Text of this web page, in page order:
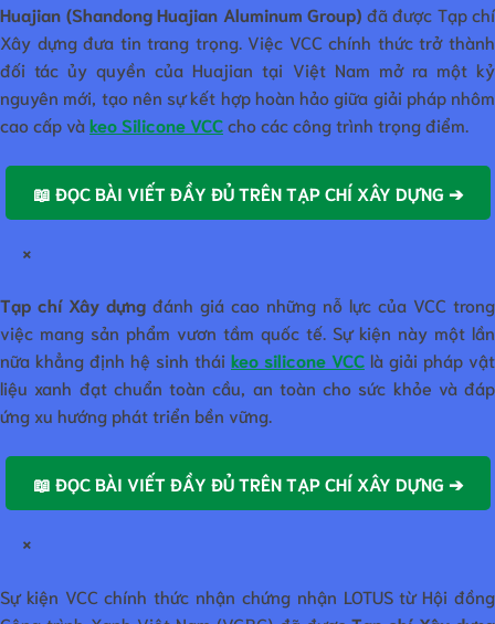
Huajian (Shandong Huajian Aluminum Group) đã được Tạp chí
Xây dựng đưa tin trang trọng. Việc VCC chính thức trở thành
đối tác ủy quyền của Huajian tại Việt Nam mở ra một kỷ
nguyên mới, tạo nên sự kết hợp hoàn hảo giữa giải pháp nhôm
cao cấp và keo Silicone VCCcho các công trình trọng điểm.
📖 ĐỌC BÀI VIẾT ĐẦY ĐỦ TRÊN TẠP CHÍ XÂY DỰNG ➔
×
Tạp chí Xây dựng đánh giá cao những nỗ lực của VCC trong
việc mang sản phẩm vươn tầm quốc tế. Sự kiện này một lần
nữa khẳng định hệ sinh thái keo silicone VCC là giải pháp vật
liệu xanh đạt chuẩn toàn cầu, an toàn cho sức khỏe và đáp
ứng xu hướng phát triển bền vững.
📖 ĐỌC BÀI VIẾT ĐẦY ĐỦ TRÊN TẠP CHÍ XÂY DỰNG ➔
×
Sự kiện VCC chính thức nhận chứng nhận LOTUS từ Hội đồng